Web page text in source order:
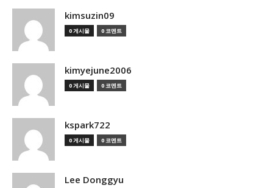
kimsuzin09
0 게시물 0 코멘트
kimyejune2006
0 게시물 0 코멘트
kspark722
0 게시물 0 코멘트
Lee Donggyu